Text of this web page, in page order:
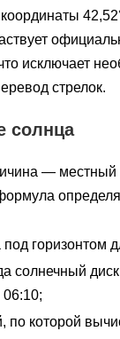
исключает
стрелок.
солнца
— местный
под
солнечный
06:10;
по которой